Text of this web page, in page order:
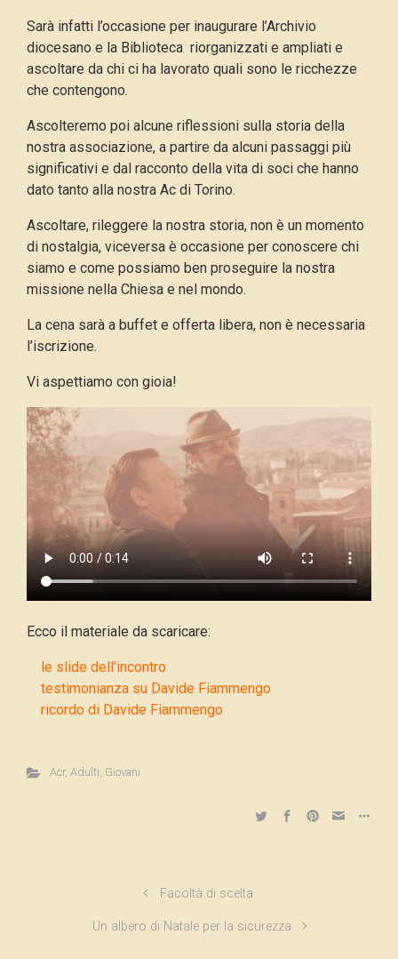
Sarà infatti l’occasione per inaugurare l’Archivio
diocesano e la Biblioteca riorganizzati e ampliati e
ascoltare da chi ci ha lavorato quali sono le ricchezze
che contengono.
Ascolteremo poi alcune riflessioni sulla storia della
nostra associazione, a partire da alcuni passaggi più
significativi e dal racconto della vita di soci che hanno
dato tanto alla nostra Ac di Torino.
Ascoltare, rileggere la nostra storia, non è un momento
di nostalgia, viceversa è occasione per conoscere chi
siamo e come possiamo ben proseguire la nostra
missione nella Chiesa e nel mondo.
La cena sarà a buffet e offerta libera, non è necessaria
l’iscrizione.
Vi aspettiamo con gioia!
Ecco il materiale da scaricare:
le slide dell’incontro
testimonianza su Davide Fiammengo
ricordo di Davide Fiammengo
Acr, Adulti, Giovani
Facoltà di scelta
Un albero di Natale per la sicurezza